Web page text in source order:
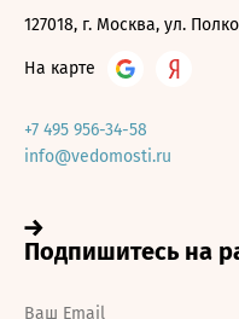
127018, г. Москва, ул.
На карте
+7 495 956-34-58
info@vedomosti.ru